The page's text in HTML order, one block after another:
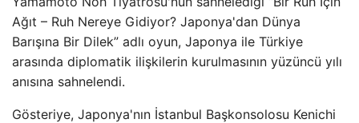
Ağıt – Ruh Nereye Gidiyor? Japonya'dan Dünya
Barışına Bir Dilek” adlı oyun, Japonya ile Türkiye
arasında diplomatik ilişkilerin kurulmasının yüzüncü yılı
anısına sahnelendi.
Gösteriye, Japonya'nın İstanbul Başkonsolosu Kenichi